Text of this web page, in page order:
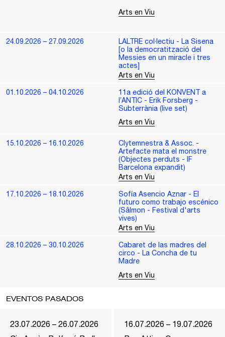
Arts en Viu
24.09.2026 – 27.09.2026
LALTRE col·lectiu - La Sisena
[o la democratització del
Messies en un miracle i tres
actes]
Arts en Viu
01.10.2026 – 04.10.2026
11a edició del KONVENT a
l’ANTIC - Erik Forsberg -
Subterrània (live set)
Arts en Viu
15.10.2026 – 16.10.2026
Clytemnestra & Assoc. -
Artefacte mata el monstre
(Objectes perduts - IF
Barcelona expandit)
Arts en Viu
17.10.2026 – 18.10.2026
Sofía Asencio Aznar - El
futuro como trabajo escénico
(Sâlmon - Festival d'arts
vives)
Arts en Viu
28.10.2026 – 30.10.2026
Cabaret de las madres del
circo - La Concha de tu
Madre
Arts en Viu
EVENTOS PASADOS
23.07.2026 – 26.07.2026
16.07.2026 – 19.07.2026